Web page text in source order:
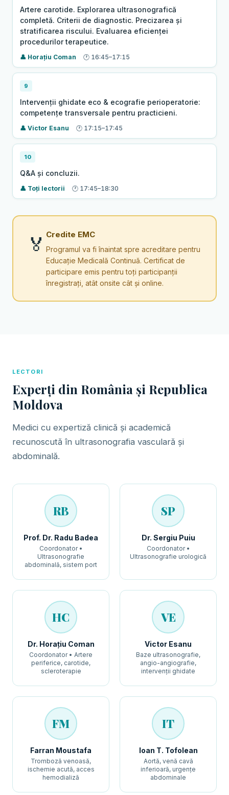
Artere carotide. Explorarea ultrasonografică
completă. Criterii de diagnostic. Precizarea și
stratificarea riscului. Evaluarea eficienței
procedurilor terapeutice.
Horațiu Coman 16:45–17:15
9
Intervenții ghidate eco & ecografie perioperatorie:
competențe transversale pentru practicieni.
Victor Esanu 17:15–17:45
10
Q&A și concluzii.
Toți lectorii 17:45–18:30
🏅 Credite EMC
Programul va fi înaintat spre acreditare pentru
Educație Medicală Continuă. Certificat de
participare emis pentru toți participanții
înregistrați, atât onsite cât și online.
LECTORI
Experți din România și Republica
Moldova
Medici cu expertiză clinică și academică
recunoscută în ultrasonografia vasculară și
abdominală.
RB
Prof. Dr. Radu Badea
Coordonator •
Ultrasonografie
abdominală, sistem port
SP
Dr. Sergiu Puiu
Coordonator •
Ultrasonografie urologică
HC
Dr. Horațiu Coman
Coordonator • Artere
periferice, carotide,
scleroterapie
VE
Victor Esanu
Baze ultrasonografie,
angio-angiografie,
intervenții ghidate
FM
Farran Moustafa
Tromboză venoasă,
ischemie acută, acces
hemodializă
IT
Ioan T. Tofolean
Aortă, venă cavă
inferioară, urgențe
abdominale